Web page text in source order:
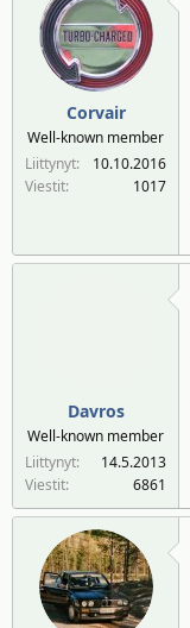
Corvair
Well-known member
Liittynyt
10.10.2016
Viestit
1017
Davros
Well-known member
Liittynyt
14.5.2013
Viestit
6861